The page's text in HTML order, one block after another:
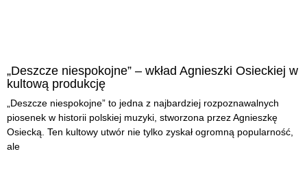
„Deszcze niespokojne” – wkład Agnieszki Osieckiej w
kultową produkcję
„Deszcze niespokojne” to jedna z najbardziej rozpoznawalnych
piosenek w historii polskiej muzyki, stworzona przez Agnieszkę
Osiecką. Ten kultowy utwór nie tylko zyskał ogromną popularność,
ale